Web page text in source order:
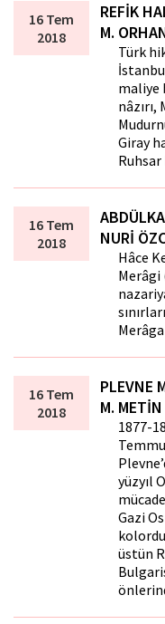
16 Tem
2018
REFİK
M.
Türk
maliye
Giray
Ruhsar
16 Tem
2018
NURİ
Hâce
Merâgi
16 Tem
2018
PLEVNE
M.
1877-
yüzyıl
Gazi
üstün